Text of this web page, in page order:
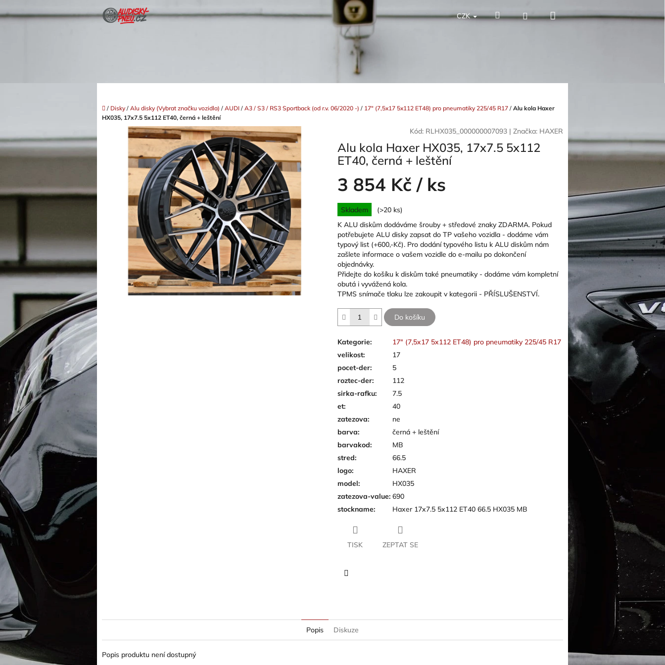
na
CZK HledatPřihlášeníNákupní
Domů
/ Disky / Alu disky (Vybrat značku vozidla) / AUDI / A3 / S3 / RS3 Sportback (od r.v. 06/2020 -) / 17" (7,5x17 5x112 ET48) pro pneumatiky 225/45 R17 / Alu kola Haxer
HX035, 17x7.5 5x112 ET40, černá + leštění
Kód: RLHX035_000000007093 | Značka: HAXER
Alu kola Haxer HX035, 17x7.5 5x112
ET40, černá + leštění
3 854 Kč / ks
Měrná
cena:
Skladem
(>20 ks)
K ALU diskům dodáváme šrouby + středové znaky ZDARMA. Pokud
potřebujete ALU disky zapsat do TP vašeho vozidla - dodáme vám
typový list (+600,-Kč). Pro dodání typového listu k ALU diskům nám
zašlete informace o vašem vozidle do e-mailu po dokončení
objednávky.
Přidejte do košíku k diskům také pneumatiky - dodáme vám kompletní
obutá i vyvážená kola.
TPMS snímače tlaku lze zakoupit v kategorii - PŘÍSLUŠENSTVÍ.
Do košíku
Kategorie:
17" (7,5x17 5x112 ET48) pro pneumatiky 225/45 R17
velikost:
17
pocet-der:
5
roztec-der:
112
sirka-rafku:
7.5
et:
40
zatezova:
ne
barva:
černá + leštění
barvakod:
MB
stred:
66.5
logo:
HAXER
model:
HX035
zatezova-value: 690
stockname: Haxer 17x7.5 5x112 ET40 66.5 HX035 MB
TISK ZEPTAT SE
Popis Diskuze
Popis produktu není dostupný